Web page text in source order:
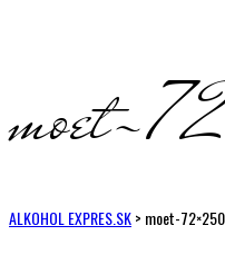
moet-
ALKOHOL EXPRES.SK> moet-72×250